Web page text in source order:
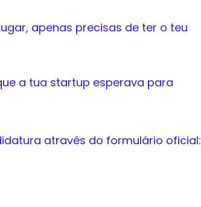
apenas precisas de ter o teu
a tua startup esperava para
através do formulário oficial: